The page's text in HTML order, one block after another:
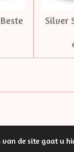
de site gaat u
Silver